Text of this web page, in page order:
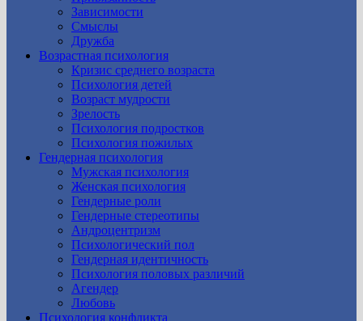
Зависимости
Смыслы
Дружба
Возрастная психология
Кризис среднего возраста
Психология детей
Возраст мудрости
Зрелость
Психология подростков
Психология пожилых
Гендерная психология
Мужская психология
Женская психология
Гендерные роли
Гендерные стереотипы
Андроцентризм
Психологический пол
Гендерная идентичность
Психология половых различий
Агендер
Любовь
Психология конфликта